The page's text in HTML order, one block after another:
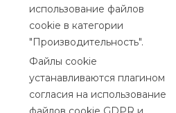
использование файлов
cookie в категории
"Производительность".
Файлы cookie
устанавливаются плагином
согласия на использование